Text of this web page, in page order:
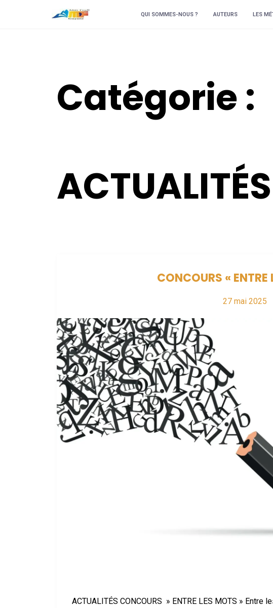
QUI SOMMES-NOUS ? AUTEURS LES
Catégorie :
ACTUALITÉS
CONCOURS « ENTRE
27 mai 2025
ACTUALITÉS CONCOURS » ENTRE LES MOTS » Entre